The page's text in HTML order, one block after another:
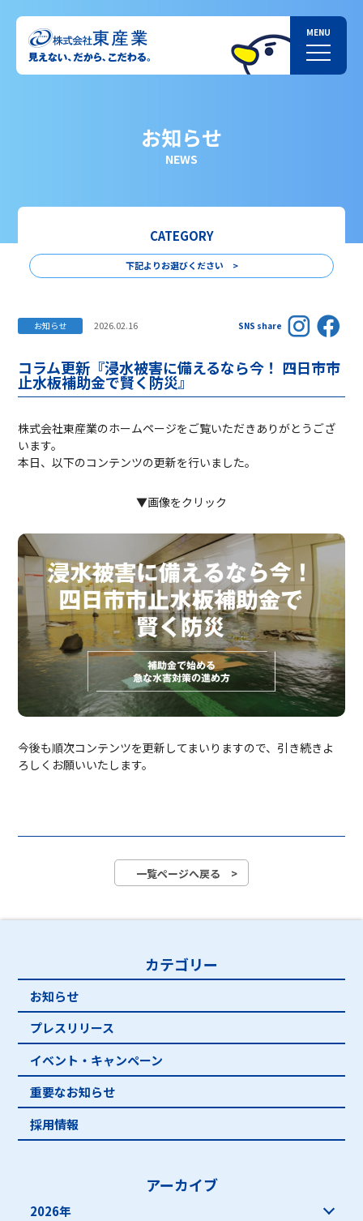
お知らせ
NEWS
CATEGORY
下記よりお選びください >
お知らせ 2026.02.16 SNS share
コラム更新『浸水被害に備えるなら今！ 四日市市
止水板補助金で賢く防災』
株式会社東産業のホームページをご覧いただきありがとうござ
います。
本日、以下のコンテンツの更新を行いました。
▼画像をクリック
今後も順次コンテンツを更新してまいりますので、引き続きよ
ろしくお願いいたします。
一覧ページへ戻る >
カテゴリー
お知らせ
プレスリリース
イベント・キャンペーン
重要なお知らせ
採用情報
アーカイブ
2026年